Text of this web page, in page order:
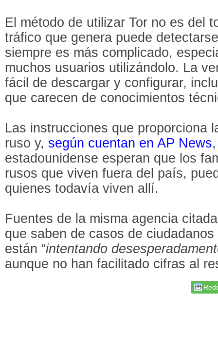
El método de utilizar Tor no es del
tráfico que genera puede
siempre es más complicado,
muchos usuarios utilizándolo. La
fácil de descargar y configurar,
que carecen de conocimientos
Las instrucciones que proporciona
ruso y, según cuentan en AP News
estadounidense esperan que los
rusos que viven fuera del país,
quienes todavía viven allí.
Fuentes de la misma agencia
que saben de casos de
están “intentando
aunque no han facilitado cifras al